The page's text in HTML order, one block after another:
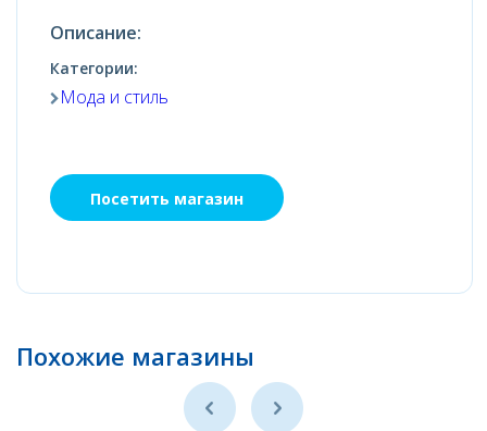
Описание:
Категории:
Мода и стиль
Посетить магазин
Похожие магазины